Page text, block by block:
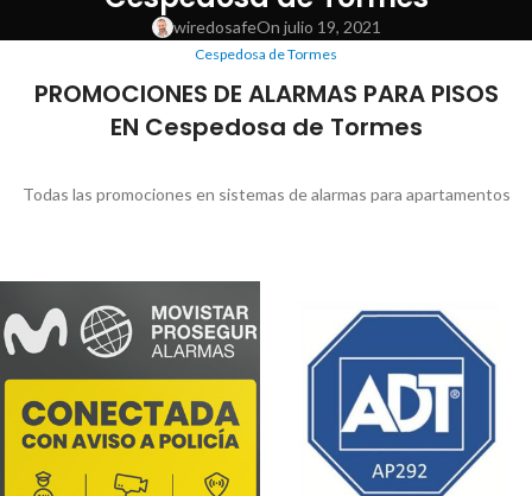
wiredosafeOn julio 19, 2021
Cespedosa de Tormes
PROMOCIONES DE ALARMAS PARA PISOS
EN Cespedosa de Tormes
Todas las promociones en sistemas de alarmas para apartamentos